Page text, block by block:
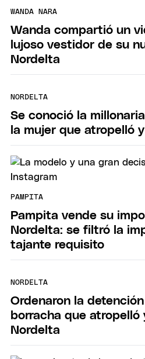
WANDA NARA
Wanda compartió un
lujoso vestidor de su
Nordelta
NORDELTA
Se conoció la
la mujer que atropelló
PAMPITA
Pampita vende su
Nordelta: se filtró la
tajante requisito
NORDELTA
Ordenaron la
borracha que atropelló
Nordelta